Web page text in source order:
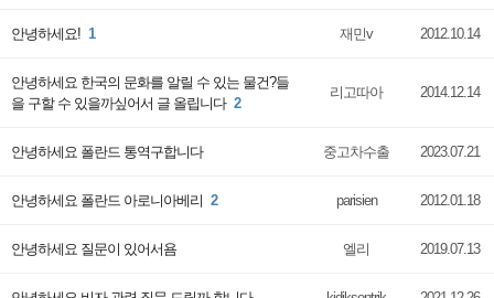
안녕하세요! 1 재민v 2012.10.14
안녕하세요 한국의 문화를 알릴 수 있는 물건?들
을 구할 수 있을까싶어서 글 올립니다 2
리고따아 2014.12.14
안녕하세요 폴란드 통역구합니다 중고차수출 2023.07.21
안녕하세요 폴란드 아로니아베리 2 parisien 2012.01.18
안녕하세요 질문이 있어서욤 엘리 2019.07.13